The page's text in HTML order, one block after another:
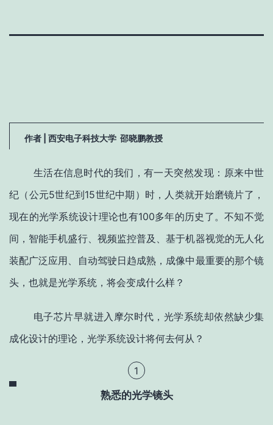
作者 | 西安电子科技大学 邵晓鹏教授
生活在信息时代的我们，有一天突然发现：原来中世
纪（公元5世纪到15世纪中期）时，人类就开始磨镜片了，
现在的光学系统设计理论也有100多年的历史了。不知不觉
间，智能手机盛行、视频监控普及、基于机器视觉的无人化
装配广泛应用、自动驾驶日趋成熟，成像中最重要的那个镜
头，也就是光学系统，将会变成什么样？
电子芯片早就进入摩尔时代，光学系统却依然缺少集
成化设计的理论，光学系统设计将何去何从？
1
熟悉的光学镜头